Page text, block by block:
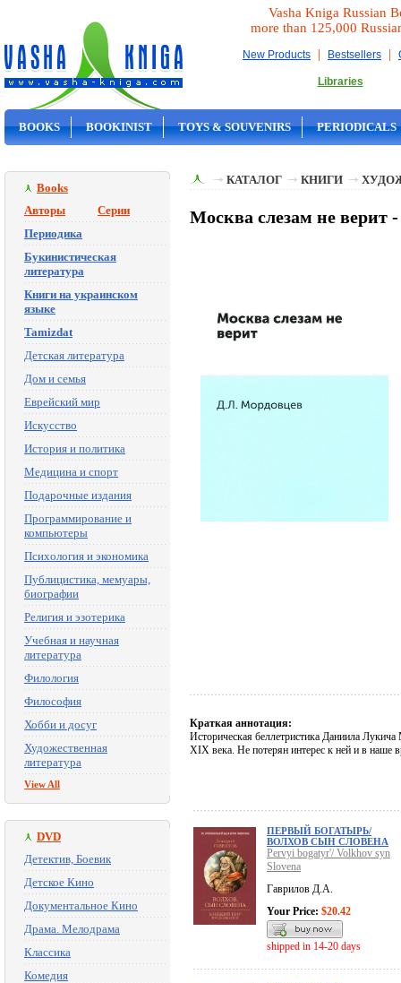
Vasha Kniga Russian
more than 125,000
New Products | Bestsellers |
Libraries
BOOKS BOOKINIST TOYS & SOUVENIRS PERIODICALS
Books
Авторы
Серии
Периодика
Букинистическая
литература
Книги на украинском
языке
Tamizdat
Детская литература
Дом и семья
Еврейский мир
Искусство
История и политика
Медицина и спорт
Подарочные издания
Программирование и
компьютеры
Психология и экономика
Публицистика, мемуары,
биографии
Религия и эзотерика
Учебная и научная
литература
Филология
Философия
Хобби и досуг
Художественная
литература
View All
DVD
Детектив, Боевик
Детское Кино
Документальное Кино
Драма. Мелодрама
Классика
Комедия
КАТАЛОГ КНИГИ
Москва слезам не
Краткая аннотация:
Историческая беллетристика Даниила
XIX века. Не потерян интерес к ней и в наше
ПЕРВЫЙ БОГАТЫРЬ/
ВОЛХОВ СЫН СЛОВЕНА
Pervyi bogatyr'/ Volkhov syn
Slovena
Гаврилов Д.А.
Your Price: $20.42
shipped in 14-20 days